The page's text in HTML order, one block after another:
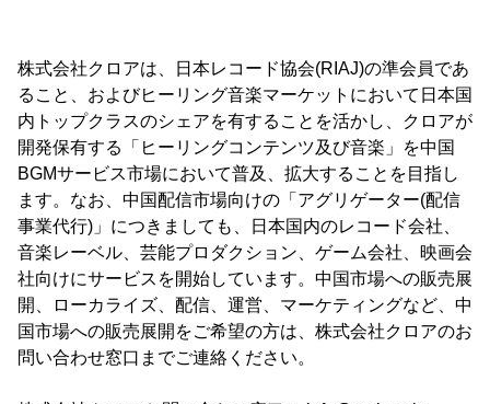
株式会社クロアは、日本レコード協会(RIAJ)の準会員であ
ること、およびヒーリング音楽マーケットにおいて日本国
内トップクラスのシェアを有することを活かし、クロアが
開発保有する「ヒーリングコンテンツ及び音楽」を中国
BGMサービス市場において普及、拡大することを目指し
ます。なお、中国配信市場向けの「アグリゲーター(配信
事業代行)」につきましても、日本国内のレコード会社、
音楽レーベル、芸能プロダクション、ゲーム会社、映画会
社向けにサービスを開始しています。中国市場への販売展
開、ローカライズ、配信、運営、マーケティングなど、中
国市場への販売展開をご希望の方は、株式会社クロアのお
問い合わせ窓口までご連絡ください。